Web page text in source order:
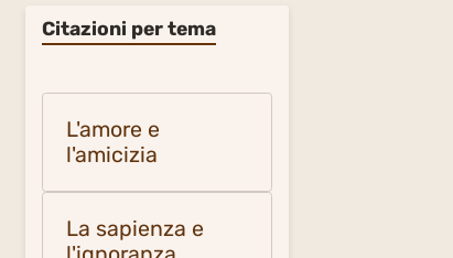
Citazioni per tema
L'amore e
l'amicizia
La sapienza e